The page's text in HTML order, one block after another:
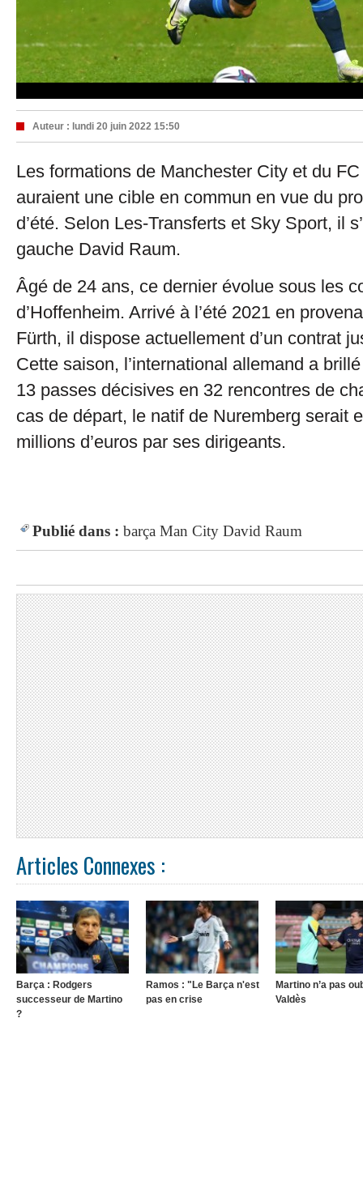
Auteur : lundi 20 juin 2022 15:50
Les formations de Manchester City et du
auraient une cible en commun en vue du
d’été. Selon Les-Transferts et Sky Sport, il
gauche David Raum.
Âgé de 24 ans, ce dernier évolue sous les
d’Hoffenheim. Arrivé à l’été 2021 en
Fürth, il dispose actuellement d’un contrat
Cette saison, l’international allemand a
13 passes décisives en 32 rencontres de
cas de départ, le natif de Nuremberg serait
millions d’euros par ses dirigeants.
Publié dans : barça Man City David Raum
Articles Connexes :
Barça : Rodgers
successeur de Martino
?
Ramos : "Le Barça n'est
pas en crise
Martino n’a pas
Valdès